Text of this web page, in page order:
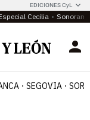
EDICIONES CyL
Cecilia
SEGOVIA